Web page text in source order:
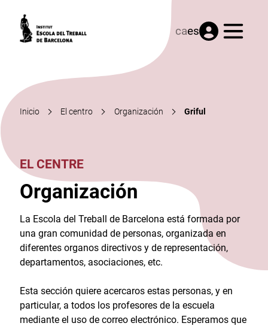
caes Menú
Inicio El centro Organización Griful
EL CENTRE
Organización
La Escola del Treball de Barcelona está formada por
una gran comunidad de personas, organizada en
diferentes organos directivos y de representación,
departamentos, asociaciones, etc.
Esta sección quiere acercaros estas personas, y en
particular, a todos los profesores de la escuela
mediante el uso de correo electrónico. Esperamos que